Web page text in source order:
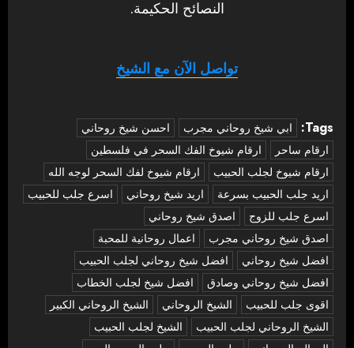
النصائح الحكيمة.
تواصل الآن مع الشيخ
Tags: ‏ابي شيخ روحاني مجرب
احسن شيخ روحاني
ارقام ساحر
ارقام شيوخ الفك السحر في فلسطين
ارقام شيوخ لجلب الحبيب
ارقام شيوخ لفك السحر لوجه الله
اريد جلب الحبيب بسرعة
اريد شيخ روحاني
اسرع جلب للحبيب
اسرع جلب للزوج
اصدق شيخ روحاني
اصدق شيخ روحاني مجرب
اعمال روحانية للمحبة
افضل شيخ روحاني
افضل شيخ روحاني لجلب الحبيب
افضل شيخ روحاني وصادق
افضل شيخ لجلب الخطاب
اقوى جلب للحبيب
الشيخ الروحاني
الشيخ الروحاني الكبير
الشيخ الروحاني لجلب الحبيب
الشيخ لجلب الحبيب